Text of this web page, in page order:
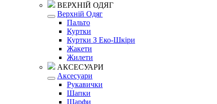
ВЕРХНІЙ ОДЯГ
Верхній Одяг
Пальто
Куртки
Куртки З Еко-Шкіри
Жакети
Жилети
АКСЕСУАРИ
Аксесуари
Рукавички
Шапки
Шарфи